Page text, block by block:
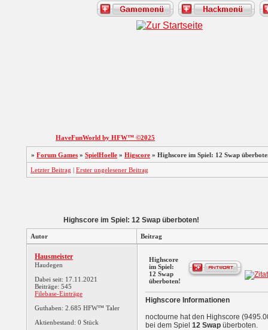
HaveFunWorld by HFW™ ©2025
» Forum Games » SpielHoelle » Higscore » Highscore im Spiel: 12 Swap
Letzter Beitrag | Erster ungelesener Beitrag
Highscore im Spiel: 12 Swap überboten!
Autor Beitrag
Hausmeister
Haudegen
Dabei seit: 17.11.2021
Beiträge: 545
Filebase-Einträge
Guthaben: 2.685 HFW™ Taler
Aktienbestand: 0 Stück
Highscore
im Spiel:
12 Swap
überboten!
Highscore Informationen
noctourne hat den Highscore
bei dem Spiel 12 Swap überboten.